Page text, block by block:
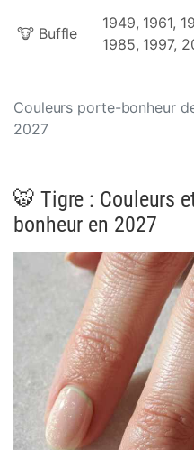
Couleurs porte-bonheur
2027
🐮 Buffle
1949, 1961,
1985, 1997,
🐯 Tigre : Couleurs
bonheur en 2027